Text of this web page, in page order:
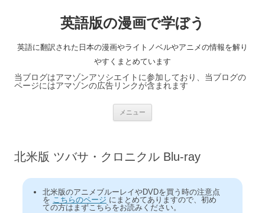
英語版の漫画で学ぼう
英語に翻訳された日本の漫画やライトノベルやアニメの情報を解り
やすくまとめています
当ブログはアマゾンアソシエイトに参加しており、当ブログの
ページにはアマゾンの広告リンクが含まれます
メニュー
ス
北米版 ツバサ・クロニクル Blu-ray
北米版のアニメブルーレイやDVDを買う時の注意点
を こちらのページ にまとめてありますので、初め
ての方はまずこちらをお読みください。